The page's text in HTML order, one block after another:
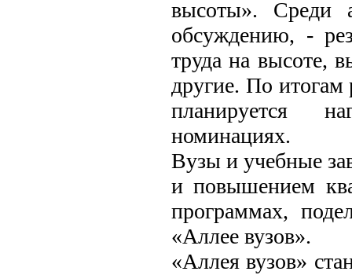
высоты». Среди
обсуждению, -
труда на высоте,
другие. По итогам
планируется
номинациях.
Вузы и учебные
и повышением
программах,
«Аллее вузов».
«Аллея вузов»